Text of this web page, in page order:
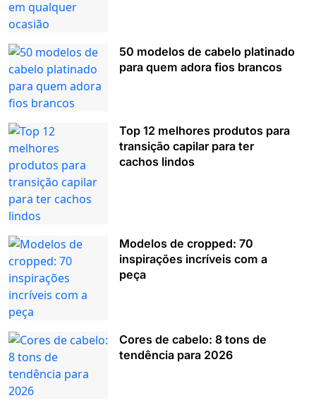
50 modelos de cabelo platinado
para quem adora fios brancos
Top 12 melhores produtos para
transição capilar para ter
cachos lindos
Modelos de cropped: 70
inspirações incríveis com a
peça
Cores de cabelo: 8 tons de
tendência para 2026